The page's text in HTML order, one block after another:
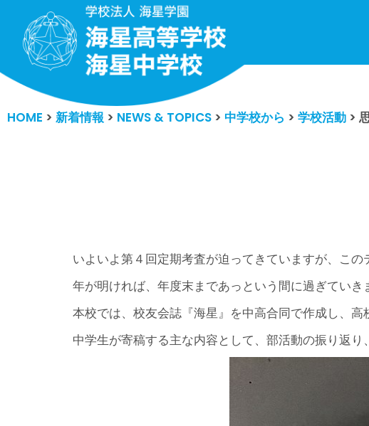
コ
テ
ツ
HOME > 新着情報> NEWS & TOPICS > 中学校から > 学校活動 >
いよいよ第４回定期考査が迫ってきていますが、この
年が明ければ、年度末まであっという間に過ぎていき
本校では、校友会誌『海星』を中高合同で作成し、高
中学生が寄稿する主な内容として、部活動の振り返